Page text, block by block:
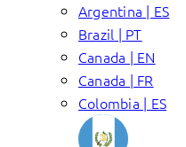
Argentina | ES
Brazil | PT
Canada | EN
Canada | FR
Colombia | ES